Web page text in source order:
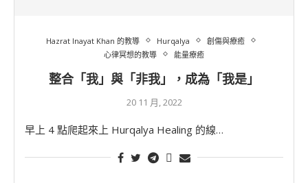
Hazrat Inayat Khan 的教導 Hurqalya
創傷與療癒
心律冥想的教導
能量療癒
整合「我」與「非我」，成為「我是」
20 11 月, 2022
早上 4 點爬起來上 Hurqalya Healing 的線…